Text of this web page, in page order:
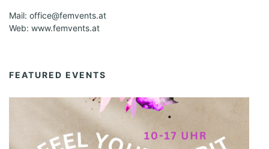
Mail: office@femvents.at
Web: www.femvents.at
FEATURED EVENTS